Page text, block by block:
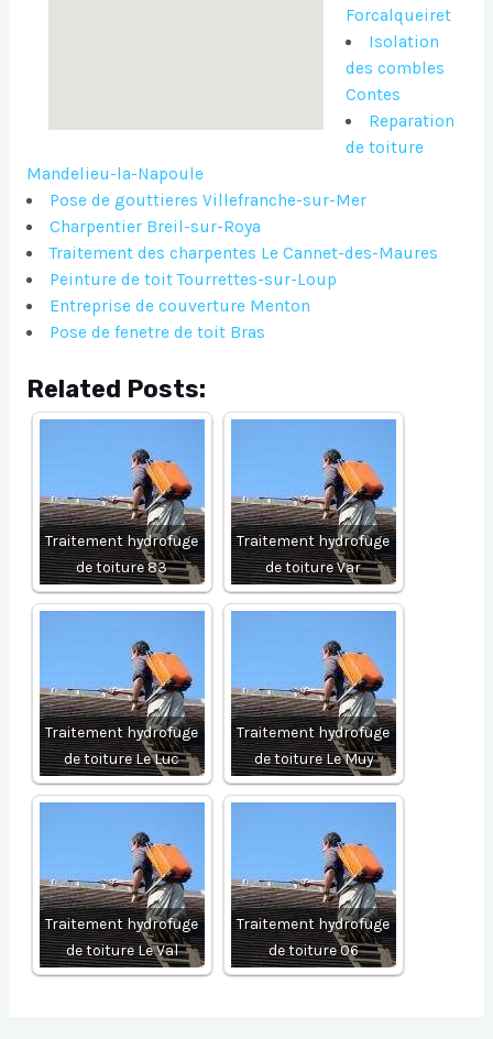
Forcalqueiret
Isolation
des combles
Contes
Reparation
de toiture
Mandelieu-la-Napoule
Pose de gouttieres Villefranche-sur-Mer
Charpentier Breil-sur-Roya
Traitement des charpentes Le Cannet-des-Maures
Peinture de toit Tourrettes-sur-Loup
Entreprise de couverture Menton
Pose de fenetre de toit Bras
Related Posts:
Traitement hydrofuge
de toiture 83
Traitement hydrofuge
de toiture Var
Traitement hydrofuge
de toiture Le Luc
Traitement hydrofuge
de toiture Le Muy
Traitement hydrofuge
de toiture Le Val
Traitement hydrofuge
de toiture 06